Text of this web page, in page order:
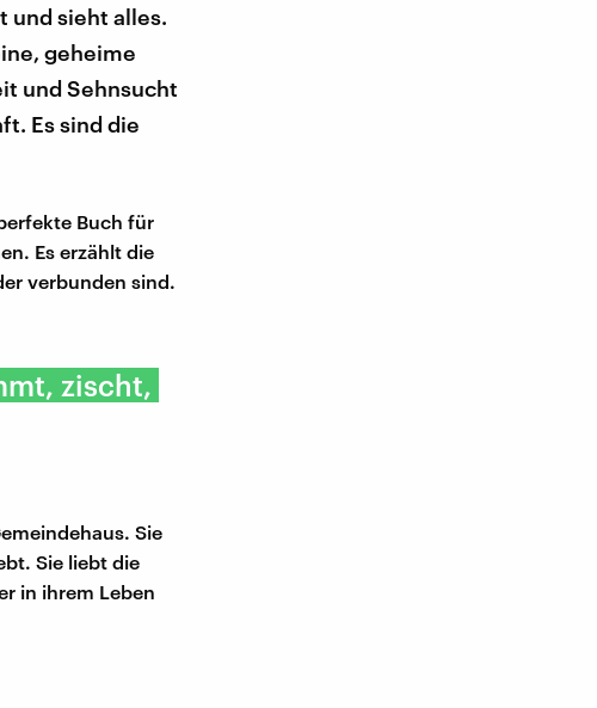
und sieht alles.
geheime
und Sehnsucht
Es sind die
Buch für
Es erzählt die
verbunden sind.
zischt,
Sie
Sie liebt die
in ihrem Leben